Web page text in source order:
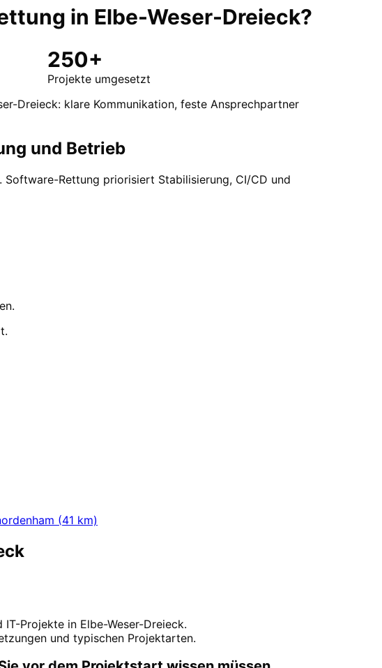
in Elbe-Weser-Dreieck?
250+
Projekte umgesetzt
Dreieck: klare Kommunikation, feste Ansprechpartner
und Betrieb
Software-Rettung priorisiert Stabilisierung, CI/CD und
(41 km)
IT-Projekte in Elbe-Weser-Dreieck.
und typischen Projektarten.